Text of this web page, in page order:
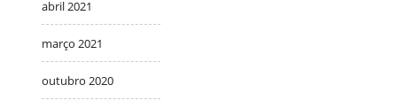
abril 2021
março 2021
outubro 2020